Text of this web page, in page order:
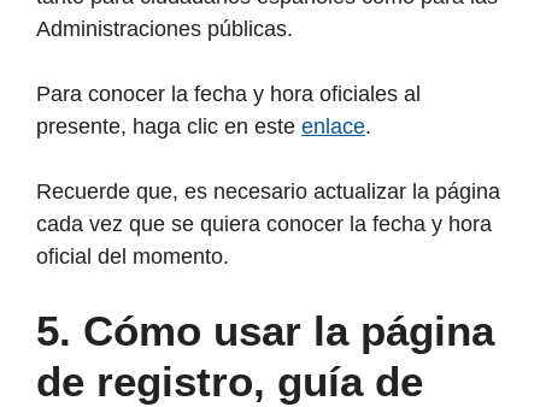
Administraciones públicas.
Para conocer la fecha y hora oficiales al
presente, haga clic en este enlace.
Recuerde que, es necesario actualizar la página
cada vez que se quiera conocer la fecha y hora
oficial del momento.
5. Cómo usar la página
de registro, guía de